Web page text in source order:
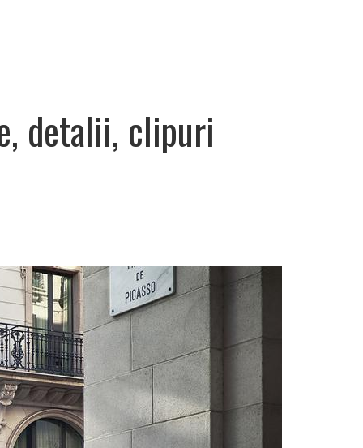
detalii, clipuri